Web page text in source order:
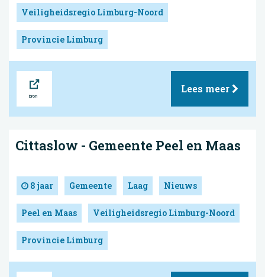
Veiligheidsregio Limburg-Noord
Provincie Limburg
Lees meer
Cittaslow - Gemeente Peel en Maas
8 jaar Gemeente Laag Nieuws
Peel en Maas Veiligheidsregio Limburg-Noord
Provincie Limburg